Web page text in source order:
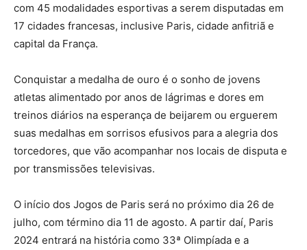
com 45 modalidades esportivas a serem disputadas em
17 cidades francesas, inclusive Paris, cidade anfitriã e
capital da França.
Conquistar a medalha de ouro é o sonho de jovens
atletas alimentado por anos de lágrimas e dores em
treinos diários na esperança de beijarem ou erguerem
suas medalhas em sorrisos efusivos para a alegria dos
torcedores, que vão acompanhar nos locais de disputa e
por transmissões televisivas.
O início dos Jogos de Paris será no próximo dia 26 de
julho, com término dia 11 de agosto. A partir daí, Paris
2024 entrará na história como 33ª Olimpíada e a